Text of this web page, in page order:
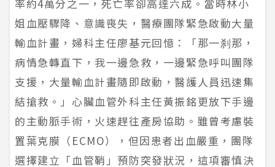
率約4萬分之一，死亡率卻高達六成。當時林小
姐血壓驟降、意識喪失，醫療團隊緊急啟動大量
輸血計畫，婦科主任廖基元回憶：「那一刹那，
病情急轉直下，我一邊急救，一邊緊急呼叫團隊
支援，大量輸血計畫隨即啟動，醫護人員迅速集
結搶救。」心臟血管外科主任黃振銘更放下手邊
的主動脈手術，火速趕往產房協助。雖曾考慮裝
置葉克膜（ECMO），但因患者出血嚴重，團隊
選擇建立「血管鞘」預防突發狀況，這項審慎決